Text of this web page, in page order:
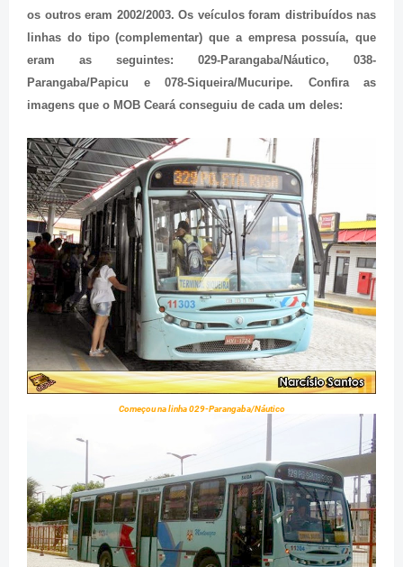
os outros eram 2002/2003. Os veículos foram distribuídos nas
linhas do tipo (complementar) que a empresa possuía, que
eram as seguintes: 029-Parangaba/Náutico, 038-
Parangaba/Papicu e 078-Siqueira/Mucuripe. Confira as
imagens que o MOB Ceará conseguiu de cada um deles:
Começou na linha 029-Parangaba/Náutico